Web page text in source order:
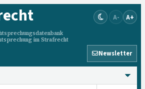
im Strafrecht
A- A+
Newsletter